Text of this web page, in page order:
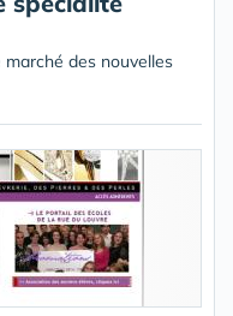
des nouvelles